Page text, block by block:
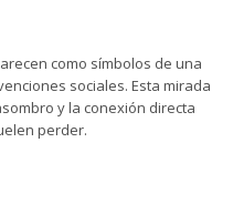
como símbolos de una
sociales. Esta mirada
y la conexión directa
perder.